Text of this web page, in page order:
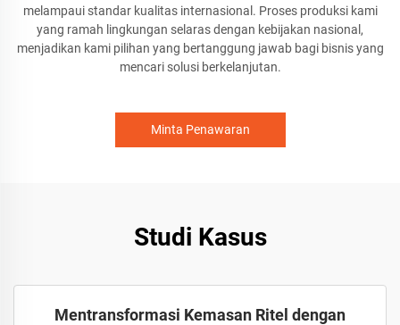
melampaui standar kualitas internasional. Proses produksi kami
yang ramah lingkungan selaras dengan kebijakan nasional,
menjadikan kami pilihan yang bertanggung jawab bagi bisnis yang
mencari solusi berkelanjutan.
Minta Penawaran
Studi Kasus
Mentransformasi Kemasan Ritel dengan